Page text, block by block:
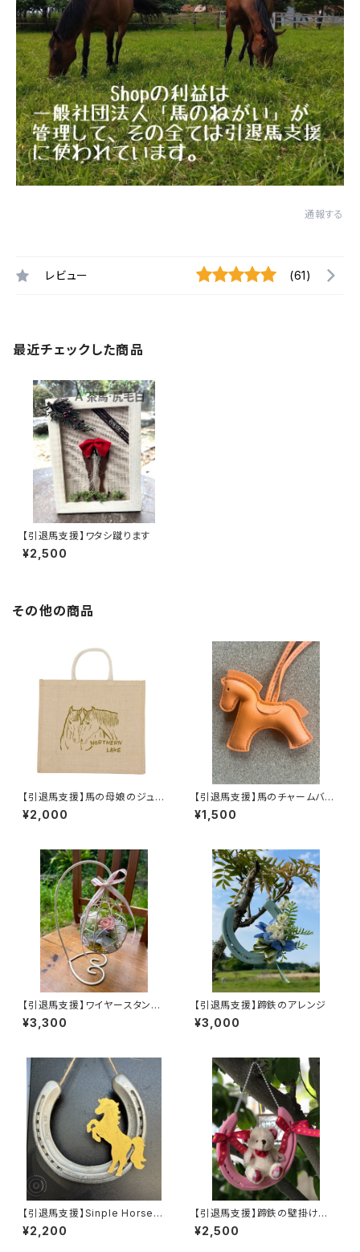
通報する
レビュー (61)
最近チェックした商品
【引退馬支援】ワタシ蹴ります
¥2,500
その他の商品
【引退馬支援】馬の母娘のジュー
トバッグ☆デュールとネガイ
¥2,000
【引退馬支援】馬のチャームバッ
グチャーム(フェイクレザー)
¥1,500
【引退馬支援】ワイヤースタンド
のアレンジ
¥3,300
【引退馬支援】蹄鉄のアレンジ
¥3,000
【引退馬支援】Sinple Horse S
hoe
¥2,200
【引退馬支援】蹄鉄の壁掛け く
まちゃん
¥2,500